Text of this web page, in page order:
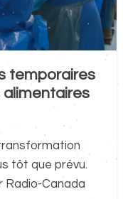
temporaires
tôt que prévu.
Radio-Canada